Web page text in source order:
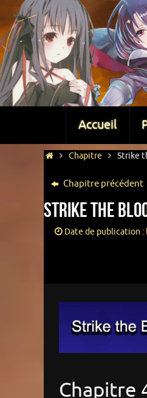
Accueil
Chapitre Strike
Chapitre précédent
Strike the
Date de publication :
Chapitre